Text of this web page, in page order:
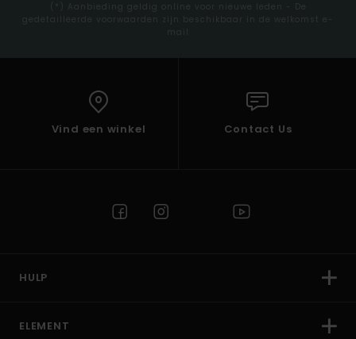
(*) Aanbieding geldig online voor nieuwe leden - De
gedetailleerde voorwaarden zijn beschikbaar in de welkomst e-
mail
Vind een winkel Contact Us
HULP
ELEMENT